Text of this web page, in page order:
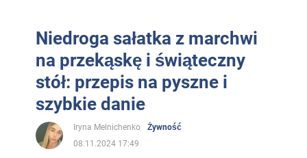
Niedroga sałatka z marchwi
na przekąskę i świąteczny
stół: przepis na pyszne i
szybkie danie
Iryna Melnichenko
Żywność
08.11.2024 17:49